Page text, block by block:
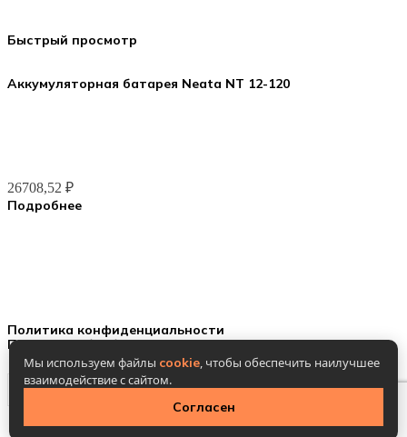
Быстрый просмотр
Аккумуляторная батарея Neata NT 12-120
26708,52 ₽
Подробнее
Политика конфиденциальности
Политика обработки Cookies
Поиск
Мы используем файлы cookie, чтобы обеспечить наилучшее
взаимодействие с сайтом.
Согласен